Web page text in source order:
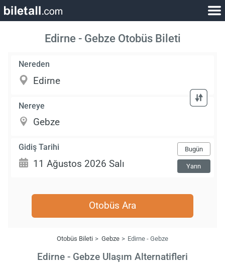
Edirne - Gebze Otobüs Bileti
Nereden
Nereye
Gidiş Tarihi Bugün
Yarın
Otobüs Ara
Otobüs Bileti Gebze Edirne - Gebze
Edirne - Gebze Ulaşım Alternatifleri